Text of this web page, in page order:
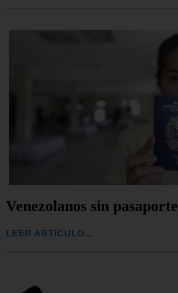
Venezolanos sin pasaporte
LEER ARTÍCULO...